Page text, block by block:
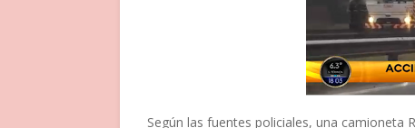
Según las fuentes policiales, una camioneta